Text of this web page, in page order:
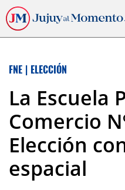
FNE | ELECCIÓN
La Escuela
Comercio
Elección
espacial